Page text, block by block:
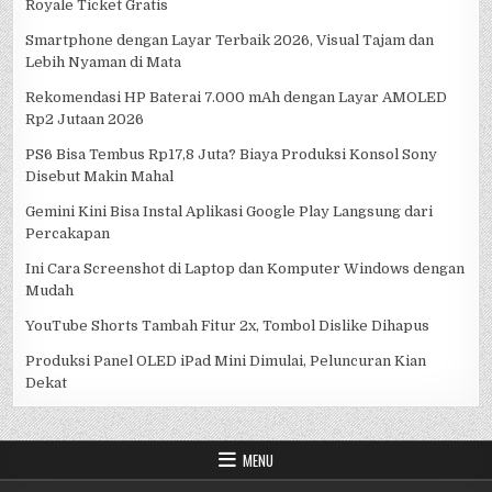
Royale Ticket Gratis
Smartphone dengan Layar Terbaik 2026, Visual Tajam dan
Lebih Nyaman di Mata
Rekomendasi HP Baterai 7.000 mAh dengan Layar AMOLED
Rp2 Jutaan 2026
PS6 Bisa Tembus Rp17,8 Juta? Biaya Produksi Konsol Sony
Disebut Makin Mahal
Gemini Kini Bisa Instal Aplikasi Google Play Langsung dari
Percakapan
Ini Cara Screenshot di Laptop dan Komputer Windows dengan
Mudah
YouTube Shorts Tambah Fitur 2x, Tombol Dislike Dihapus
Produksi Panel OLED iPad Mini Dimulai, Peluncuran Kian
Dekat
MENU